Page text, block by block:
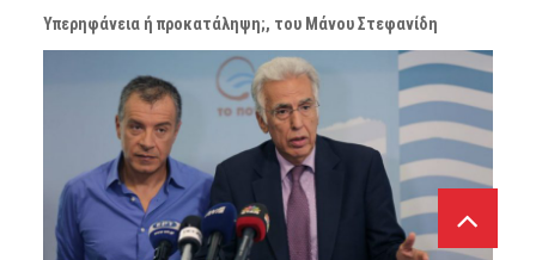
Υπερηφάνεια ή προκατάληψη;, του Μάνου Στεφανίδη